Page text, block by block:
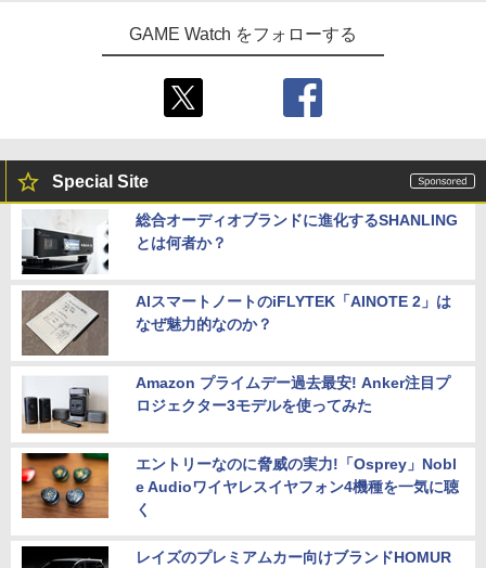
GAME Watch をフォローする
Special Site
総合オーディオブランドに進化するSHANLING
とは何者か？
AIスマートノートのiFLYTEK「AINOTE 2」は
なぜ魅力的なのか？
Amazon プライムデー過去最安! Anker注目プ
ロジェクター3モデルを使ってみた
エントリーなのに脅威の実力!「Osprey」Nobl
e Audioワイヤレスイヤフォン4機種を一気に聴
く
レイズのプレミアムカー向けブランドHOMUR